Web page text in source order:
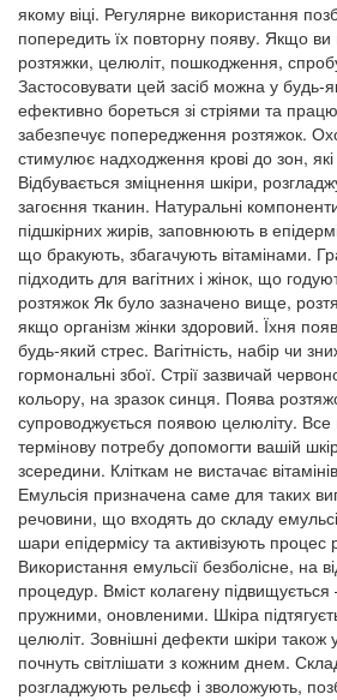
якому віці. Регулярне використання
попередить їх повторну появу. Якщо ви
розтяжки, целюліт, пошкодження,
Застосовувати цей засіб можна у будь-
ефективно бореться зі стріями та
забезпечує попередження розтяжок.
стимулює надходження крові до зон,
Відбувається зміцнення шкіри,
загоєння тканин. Натуральні
підшкірних жирів, заповнюють в
що бракують, збагачують вітамінами.
підходить для вагітних і жінок, що
розтяжок Як було зазначено вище,
якщо організм жінки здоровий. Їхня
будь-який стрес. Вагітність, набір чи
гормональні збої. Стрії зазвичай
кольору, на зразок синця. Поява
супроводжується появою целюліту. Все
термінову потребу допомогти вашій
зсередини. Кліткам не вистачає
Емульсія призначена саме для таких
речовини, що входять до складу
шари епідермісу та активізують процес
Використання емульсії безболісне, на
процедур. Вміст колагену підвищується
пружними, оновленими. Шкіра
целюліт. Зовнішні дефекти шкіри також
почнуть світлішати з кожним днем.
розгладжують рельєф і зволожують,